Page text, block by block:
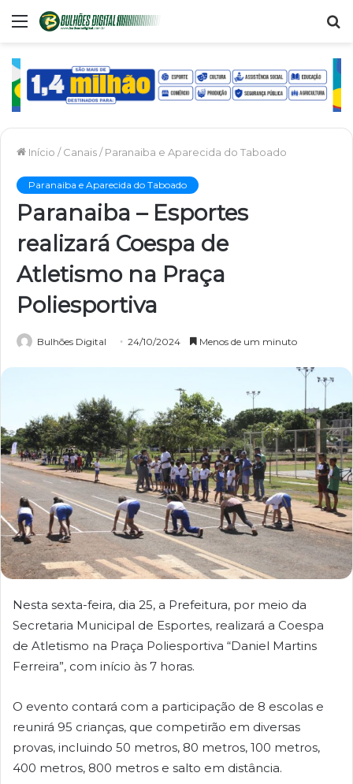
Menu
Início / Canais/ Paranaiba e Aparecida do Taboado
Paranaiba e Aparecida do Taboado
Paranaiba – Esportes
realizará Coespa de
Atletismo na Praça
Poliesportiva
Bulhões Digital 24/10/2024 Menos de um minuto
Nesta sexta-feira, dia 25, a Prefeitura, por meio da
Secretaria Municipal de Esportes, realizará a Coespa
de Atletismo na Praça Poliesportiva “Daniel Martins
Ferreira”, com início às 7 horas.
O evento contará com a participação de 8 escolas e
reunirá 95 crianças, que competirão em diversas
provas, incluindo 50 metros, 80 metros, 100 metros,
400 metros, 800 metros e salto em distância.